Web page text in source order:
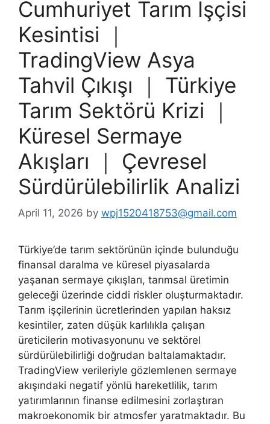
Cumhuriyet Tarım İşçisi
Kesintisi ｜
TradingView Asya
Tahvil Çıkışı ｜ Türkiye
Tarım Sektörü Krizi ｜
Küresel Sermaye
Akışları ｜ Çevresel
Sürdürülebilirlik Analizi
April 11, 2026 by wpj1520418753@gmail.com
Türkiye’de tarım sektörünün içinde bulunduğu
finansal daralma ve küresel piyasalarda
yaşanan sermaye çıkışları, tarımsal üretimin
geleceği üzerinde ciddi riskler oluşturmaktadır.
Tarım işçilerinin ücretlerinden yapılan haksız
kesintiler, zaten düşük karlılıkla çalışan
üreticilerin motivasyonunu ve sektörel
sürdürülebilirliği doğrudan baltalamaktadır.
TradingView verileriyle gözlemlenen sermaye
akışındaki negatif yönlü hareketlilik, tarım
yatırımlarının finanse edilmesini zorlaştıran
makroekonomik bir atmosfer yaratmaktadır. Bu